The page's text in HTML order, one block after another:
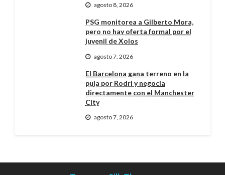
agosto 8, 2026
PSG monitorea a Gilberto Mora,
pero no hay oferta formal por el
juvenil de Xolos
agosto 7, 2026
El Barcelona gana terreno en la
puja por Rodri y negocia
directamente con el Manchester
City
agosto 7, 2026